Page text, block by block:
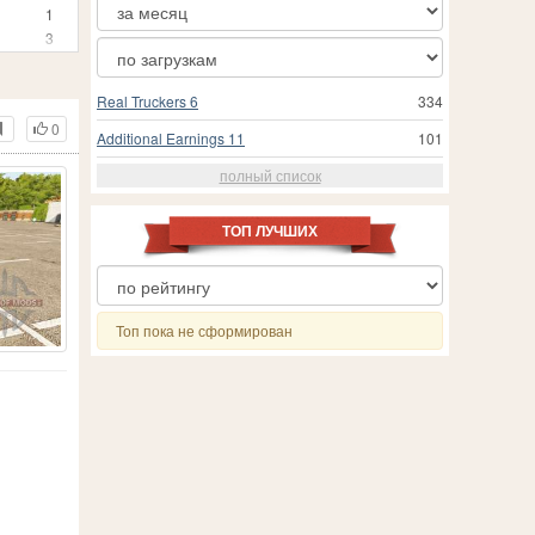
1
3
49
2
1
2
97
6
3
2
1
19
3
0
334
Real Truckers 6
101
Additional Earnings 11
полный список
ТОП ЛУЧШИХ
Топ пока не сформирован